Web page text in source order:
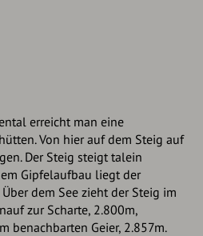
erreicht man eine
Von hier auf dem Steig auf
Der Steig steigt talein
Gipfelaufbau liegt der
dem See zieht der Steig im
zur Scharte, 2.800m,
benachbarten Geier, 2.857m.